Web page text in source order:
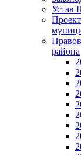
Устав
района